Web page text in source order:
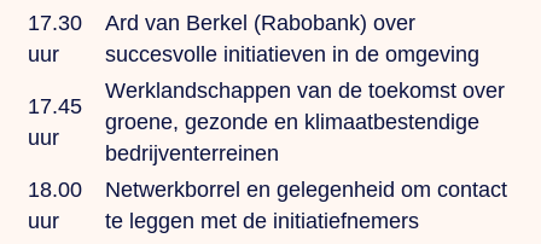
17.30
uur
Ard van Berkel (Rabobank) over
succesvolle initiatieven in de omgeving
17.45
uur
Werklandschappen van de toekomst over
groene, gezonde en klimaatbestendige
bedrijventerreinen
18.00
uur
Netwerkborrel en gelegenheid om contact
te leggen met de initiatiefnemers